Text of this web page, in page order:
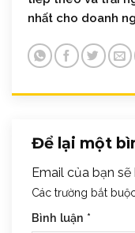
nhất cho doanh
Để lại một
Email của bạn
Các trường bắt
Bình luận *